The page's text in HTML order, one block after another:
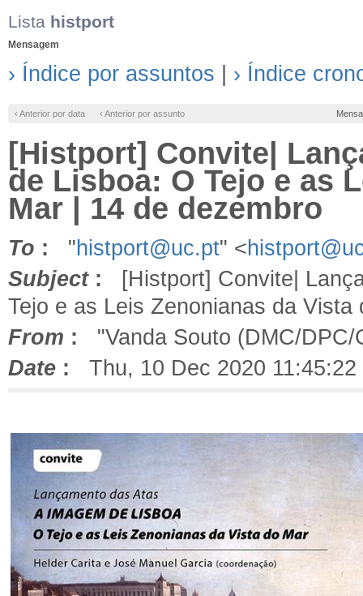
Lista histport
Mensagem
› Índice por assuntos › Índice
‹ Anterior por data ‹ Anterior por assunto
[Histport] Convite|
de Lisboa: O Tejo e as
Mar | 14 de dezembro
To : "histport@uc.pt" <
Subject: [Histport] Convite|
Tejo e as Leis Zenonianas da Vista
From : "Vanda Souto (DMC/DPC/
Date : Thu, 10 Dec 2020 11:45:22